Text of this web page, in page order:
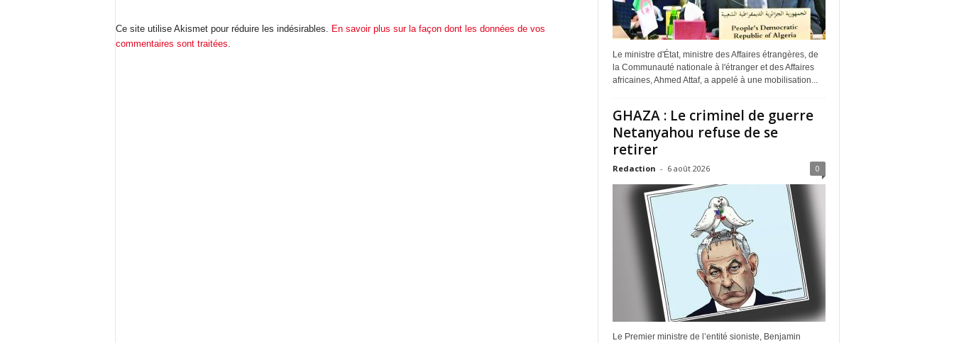
Ce site utilise Akismet pour réduire les indésirables. En savoir plus sur la façon dont les données de vos
commentaires sont traitées.
Le ministre d'État, ministre des Affaires étrangères, de
la Communauté nationale à l'étranger et des Affaires
africaines, Ahmed Attaf, a appelé à une mobilisation...
GHAZA : Le criminel de guerre
Netanyahou refuse de se
retirer
Redaction - 6 août 2026 0
Le Premier ministre de l’entité sioniste, Benjamin